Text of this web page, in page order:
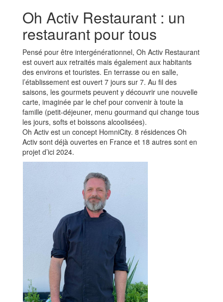
Oh Activ Restaurant : un
restaurant pour tous
Pensé pour être intergénérationnel, Oh Activ Restaurant
est ouvert aux retraités mais également aux habitants
des environs et touristes. En terrasse ou en salle,
l’établissement est ouvert 7 jours sur 7. Au fil des
saisons, les gourmets peuvent y découvrir une nouvelle
carte, imaginée par le chef pour convenir à toute la
famille (petit-déjeuner, menu gourmand qui change tous
les jours, softs et boissons alcoolisées).
Oh Activ est un concept HomniCity. 8 résidences Oh
Activ sont déjà ouvertes en France et 18 autres sont en
projet d’ici 2024.